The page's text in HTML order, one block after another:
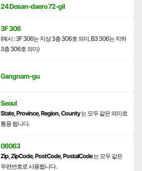
24 Dosan-daero 72-gil
3F 306
(예시 : 3F 306는 지상 3층 306호 의미, B3 306는 지하
3층 306호 의미)
Gangnam-gu
Seoul
State, Province, Region, County는 모두 같은 의미로
통용 됩니다.
06063
Zip, ZipCode, PostCode, PostalCode는 모두 같은
우편번호로 사용됩니다.